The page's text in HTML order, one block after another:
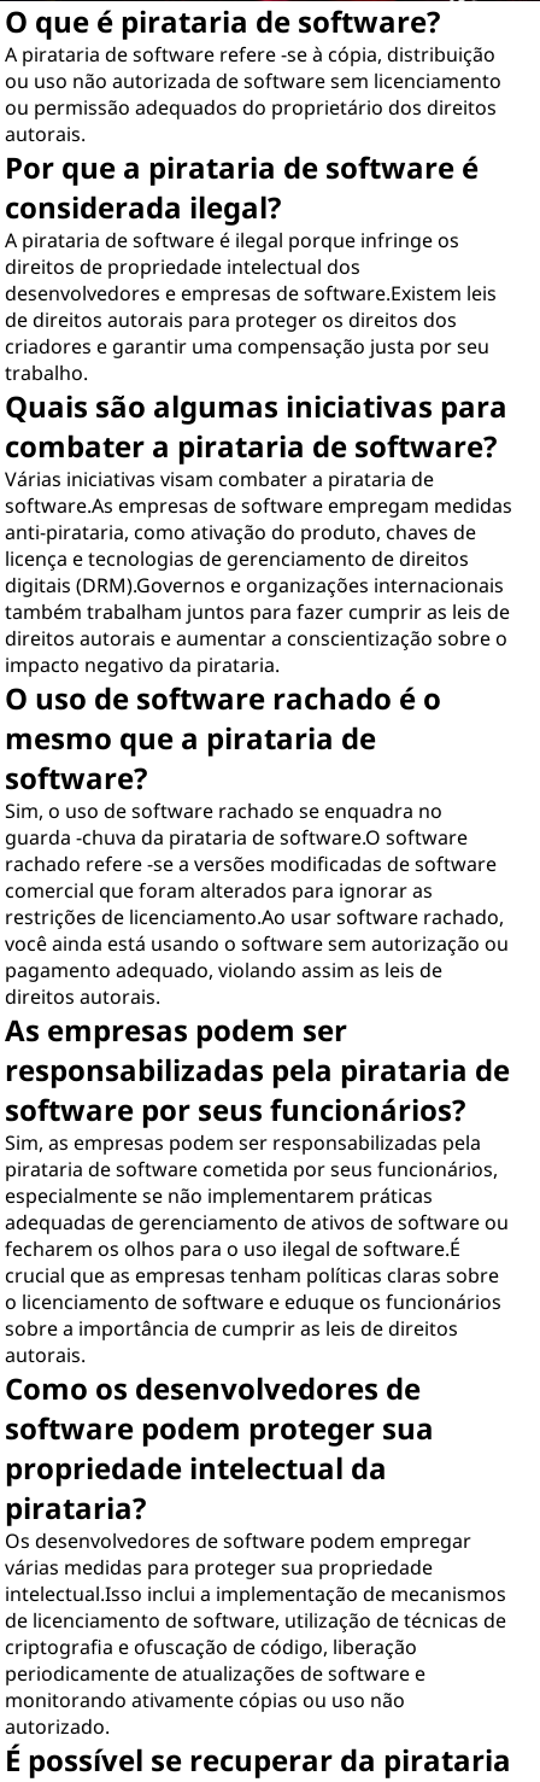
O que é pirataria de software?
A pirataria de software refere -se à cópia, distribuição
ou uso não autorizada de software sem licenciamento
ou permissão adequados do proprietário dos direitos
autorais.
Por que a pirataria de software é
considerada ilegal?
A pirataria de software é ilegal porque infringe os
direitos de propriedade intelectual dos
desenvolvedores e empresas de software.Existem leis
de direitos autorais para proteger os direitos dos
criadores e garantir uma compensação justa por seu
trabalho.
Quais são algumas iniciativas para
combater a pirataria de software?
Várias iniciativas visam combater a pirataria de
software.As empresas de software empregam medidas
anti-pirataria, como ativação do produto, chaves de
licença e tecnologias de gerenciamento de direitos
digitais (DRM).Governos e organizações internacionais
também trabalham juntos para fazer cumprir as leis de
direitos autorais e aumentar a conscientização sobre o
impacto negativo da pirataria.
O uso de software rachado é o
mesmo que a pirataria de
software?
Sim, o uso de software rachado se enquadra no
guarda -chuva da pirataria de software.O software
rachado refere -se a versões modificadas de software
comercial que foram alterados para ignorar as
restrições de licenciamento.Ao usar software rachado,
você ainda está usando o software sem autorização ou
pagamento adequado, violando assim as leis de
direitos autorais.
As empresas podem ser
responsabilizadas pela pirataria de
software por seus funcionários?
Sim, as empresas podem ser responsabilizadas pela
pirataria de software cometida por seus funcionários,
especialmente se não implementarem práticas
adequadas de gerenciamento de ativos de software ou
fecharem os olhos para o uso ilegal de software.É
crucial que as empresas tenham políticas claras sobre
o licenciamento de software e eduque os funcionários
sobre a importância de cumprir as leis de direitos
autorais.
Como os desenvolvedores de
software podem proteger sua
propriedade intelectual da
pirataria?
Os desenvolvedores de software podem empregar
várias medidas para proteger sua propriedade
intelectual.Isso inclui a implementação de mecanismos
de licenciamento de software, utilização de técnicas de
criptografia e ofuscação de código, liberação
periodicamente de atualizações de software e
monitorando ativamente cópias ou uso não
autorizado.
É possível se recuperar da pirataria